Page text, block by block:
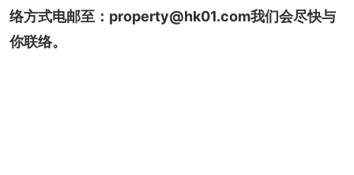
络方式电邮至：property@hk01.com我们会尽快与
你联络。